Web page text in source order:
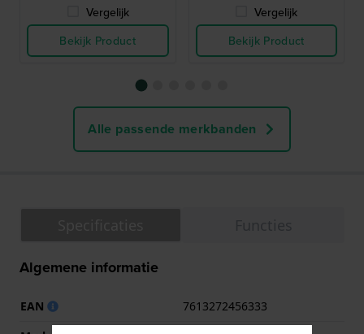
Vergelijk
Bekijk Product
Vergelijk
Bekijk Product
Alle passende merkbanden
Algemene informatie
EAN
7613272456333